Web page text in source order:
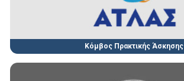
Κόμβος Πρακτικής Άσκησης